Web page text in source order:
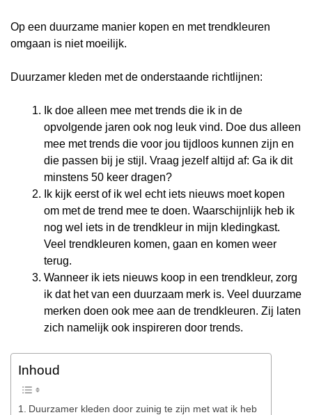
Op een duurzame manier kopen en met trendkleuren
omgaan is niet moeilijk.
Duurzamer kleden met de onderstaande richtlijnen:
Ik doe alleen mee met trends die ik in de
opvolgende jaren ook nog leuk vind. Doe dus alleen
mee met trends die voor jou tijdloos kunnen zijn en
die passen bij je stijl. Vraag jezelf altijd af: Ga ik dit
minstens 50 keer dragen?
Ik kijk eerst of ik wel echt iets nieuws moet kopen
om met de trend mee te doen. Waarschijnlijk heb ik
nog wel iets in de trendkleur in mijn kledingkast.
Veel trendkleuren komen, gaan en komen weer
terug.
Wanneer ik iets nieuws koop in een trendkleur, zorg
ik dat het van een duurzaam merk is. Veel duurzame
merken doen ook mee aan de trendkleuren. Zij laten
zich namelijk ook inspireren door trends.
Inhoud
Duurzamer kleden door zuinig te zijn met wat ik heb